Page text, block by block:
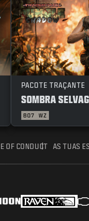
PACOTE TRAÇANTE
SOMBRA
BO7 WZ
OF CONDUCT AS TUAS